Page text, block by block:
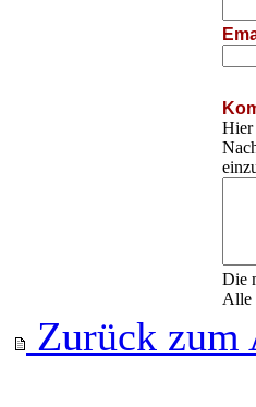
Hier
Die
Alle
Zurück zum